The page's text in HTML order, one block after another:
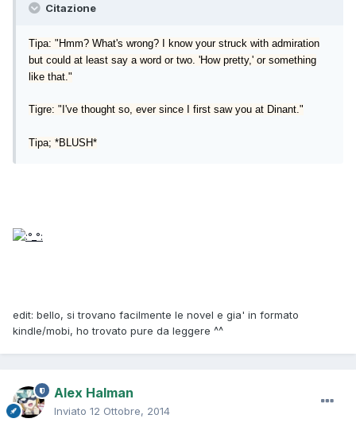
Citazione
Tipa: "Hmm? What's wrong? I know your struck with admiration
but could at least say a word or two. 'How pretty,' or something
like that."
Tigre: "I've thought so, ever since I first saw you at Dinant."
Tipa; *BLUSH*
edit: bello, si trovano facilmente le novel e gia' in formato
kindle/mobi, ho trovato pure da leggere ^^
Alex Halman
Inviato 12 Ottobre, 2014